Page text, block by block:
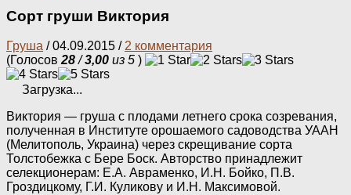
Сорт груши Виктория
Груша /04.09.2015 /2 комментария
(Голосов28/3,00 из 5 )
Загрузка...
Виктория — груша с плодами летнего срока созревания,
полученная в Институте орошаемого садоводства УААН
(Мелитополь, Украина) через скрещивание сорта
Толстобежка с Бере Боск. Авторство принадлежит
селекционерам: Е.А. Авраменко, И.Н. Бойко, П.В.
Гроздицкому, Г.И. Куликову и И.Н. Максимовой.